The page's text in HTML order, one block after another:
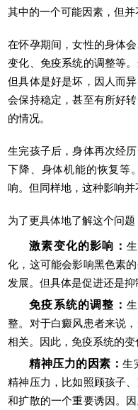
其中的一个可能因素，但并
在怀孕期间，女性的身体
变化、免疫系统的调整等
但具体是好是坏，因人而
会保持稳定，甚至有所好
的情况。
生完孩子后，身体再次经
下降、身体机能的恢复等
响。但同样地，这种影响并
为了更具体地了解这个问
激素变化的影响：
化，这可能会影响黑色素
发展。但具体是促进还是抑
免疫系统的调整：
整。对于白癜风患者来说
相关。因此，免疫系统的变
精神压力的因素：生
精神压力，比如照顾孩子
和扩散的一个重要诱因。